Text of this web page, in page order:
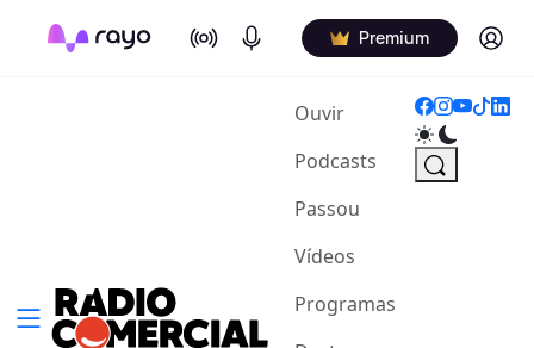
On Air Podcasts Premium Log in
Ouvir(current)
Podcasts
Passou
Vídeos
Programas